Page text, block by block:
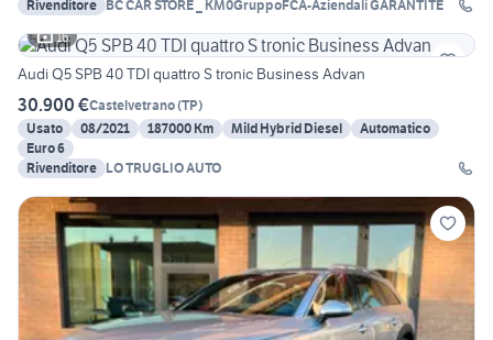
Rivenditore BC CAR STORE _ KM0GruppoFCA-Aziendali GARANTITE
16
Audi Q5 SPB 40 TDI quattro S tronic Business Advan
30.900 €Castelvetrano(TP)
Usato
08/2021 187000 Km Mild Hybrid Diesel
Automatico
Euro 6
Rivenditore LO TRUGLIO AUTO